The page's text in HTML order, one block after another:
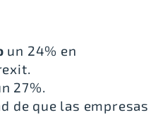
un 24% en
27%.
de que las empresas